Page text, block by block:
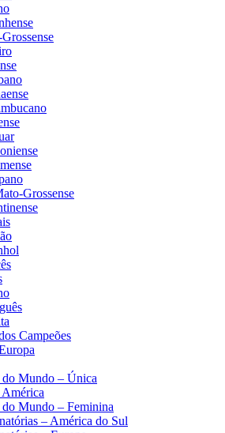
Grossense
Campeões
do Mundo – Única
do Mundo – Feminina
– América do Sul